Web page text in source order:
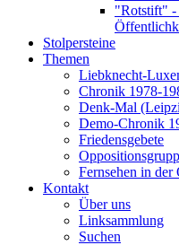
"Rotstift" -
Stolpersteine
Themen
Liebknecht-
Chronik 1978-
Denk-Mal
Demo-Chronik
Friedensgebete
Fernsehen in der
Kontakt
Über uns
Linksammlung
Suchen